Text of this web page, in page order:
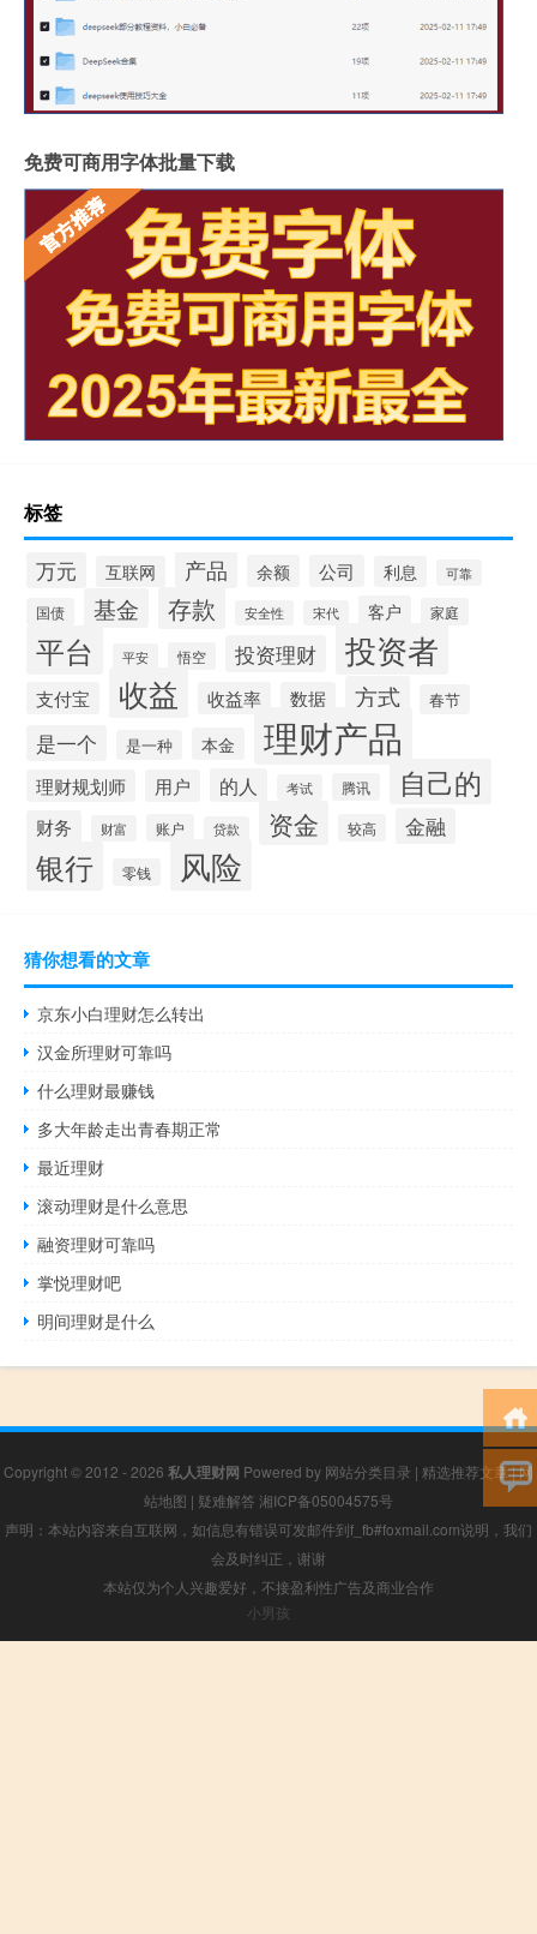
免费可商用字体批量下载
标签
万元 互联网 产品 余额 公司 利息 可靠
国债 基金 存款 安全性 宋代 客户 家庭
平台 平安 悟空 投资理财 投资者
支付宝 收益 收益率 数据 方式 春节
是一个 是一种 本金 理财产品
理财规划师 用户 的人 考试 腾讯 自己的
财务 财富 账户 贷款 资金 较高 金融
银行 零钱 风险
猜你想看的文章
京东小白理财怎么转出
汉金所理财可靠吗
什么理财最赚钱
多大年龄走出青春期正常
最近理财
滚动理财是什么意思
融资理财可靠吗
掌悦理财吧
明间理财是什么
Copyright © 2012 - 2026 私人理财网 Powered by 网站分类目录 | 精选推荐文章|网
站地图 | 疑难解答 湘ICP备05004575号
声明：本站内容来自互联网，如信息有错误可发邮件到f_fb#foxmail.com说明，我们
会及时纠正，谢谢
本站仅为个人兴趣爱好，不接盈利性广告及商业合作
小男孩